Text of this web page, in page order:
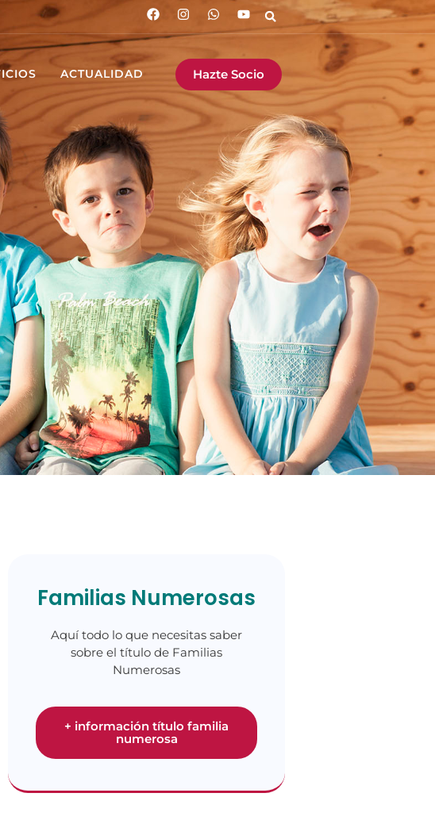
ACTUALIDAD Hazte Socio
Familias Numerosas
Aquí todo lo que necesitas saber
sobre el título de Familias
Numerosas
+ información título familia
numerosa